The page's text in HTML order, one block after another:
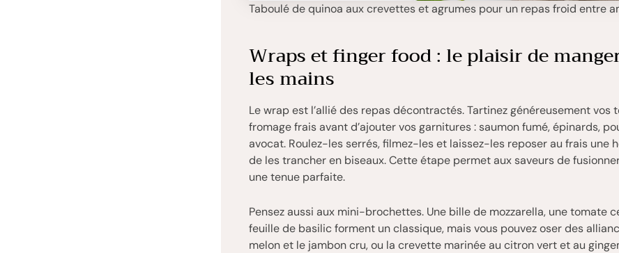
Taboulé de quinoa aux crevettes et agrumes pour un repas froid entre
Wraps et finger food : le plaisir de
les mains
Le wrap est l’allié des repas décontractés. Tartinez généreusement vos
fromage frais avant d’ajouter vos garnitures : saumon fumé, épinards,
avocat. Roulez-les serrés, filmez-les et laissez-les reposer au frais une
de les trancher en biseaux. Cette étape permet aux saveurs de
une tenue parfaite.
Pensez aussi aux mini-brochettes. Une bille de mozzarella, une tomate
feuille de basilic forment un classique, mais vous pouvez oser des
melon et le jambon cru, ou la crevette marinée au citron vert et au